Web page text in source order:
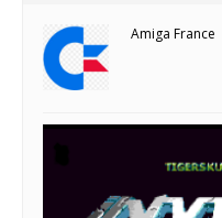
Amiga France